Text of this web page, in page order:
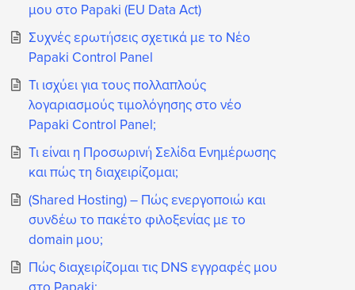
μου στο Papaki (EU Data Act)
Συχνές ερωτήσεις σχετικά με το Νέο
Papaki Control Panel
Τι ισχύει για τους πολλαπλούς
λογαριασμούς τιμολόγησης στο νέο
Papaki Control Panel;
Τι είναι η Προσωρινή Σελίδα Ενημέρωσης
και πώς τη διαχειρίζομαι;
(Shared Hosting) – Πώς ενεργοποιώ και
συνδέω το πακέτο φιλοξενίας με το
domain μου;
Πώς διαχειρίζομαι τις DNS εγγραφές μου